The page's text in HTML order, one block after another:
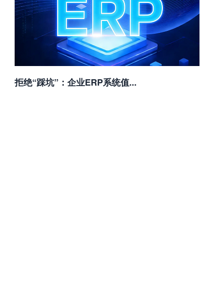
拒绝“踩坑”：企业ERP系统值...